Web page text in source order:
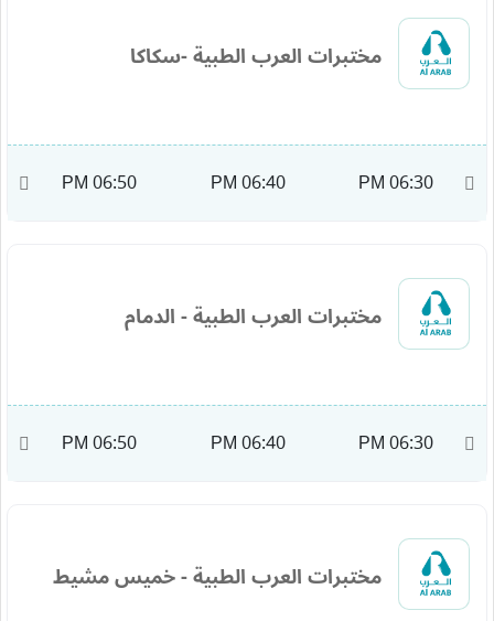
مختبرات العرب الطبية -سكاكا
06:30 PM
06:40 PM
06:50 PM
مختبرات العرب الطبية - الدمام
06:30 PM
06:40 PM
06:50 PM
مختبرات العرب الطبية - خميس مشيط